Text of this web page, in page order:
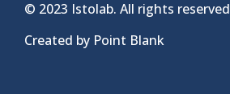
© 2023 Istolab. All rights reserved
Created by Point Blank